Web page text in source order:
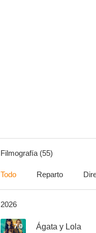
8.0
Filmografía (55)
Todo Reparto
2026
7.0 Ágata y Lola